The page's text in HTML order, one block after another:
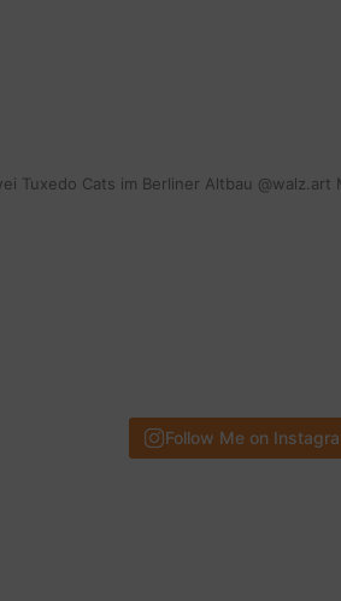
Tuxedo Cats im Berliner Altbau
Follow Me on